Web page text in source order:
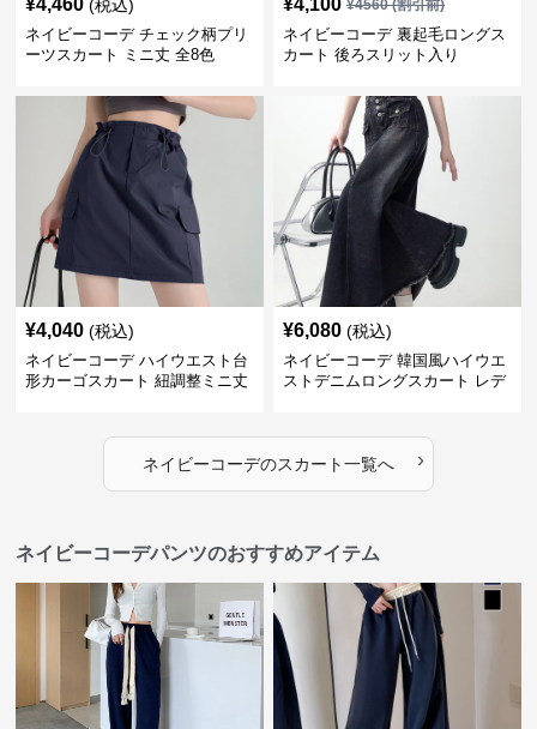
¥4,460 (税込)
ネイビーコーデ チェック柄プリ
ーツスカート ミニ丈 全8色
¥4,100 ¥4560(割引前)
ネイビーコーデ 裏起毛ロングス
カート 後ろスリット入り
¥4,040 (税込)
ネイビーコーデ ハイウエスト台
形カーゴスカート 紐調整ミニ丈
¥6,080 (税込)
ネイビーコーデ 韓国風ハイウエ
ストデニムロングスカート レデ
ネイビーコーデのスカート一覧へ ›
ネイビーコーデパンツのおすすめアイテム